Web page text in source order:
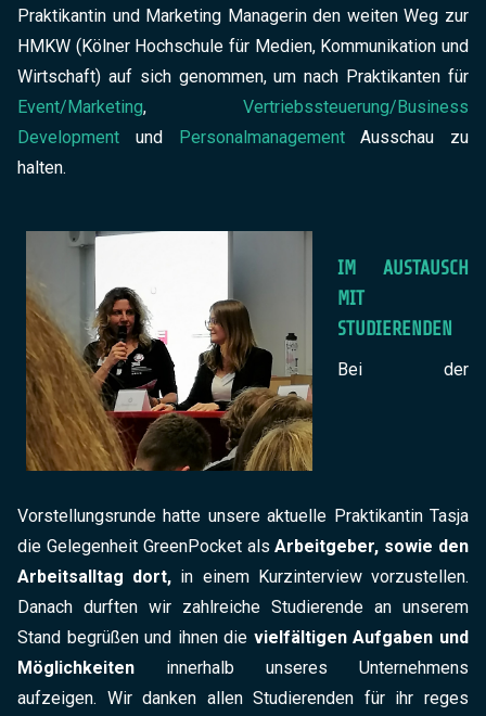
Praktikantin und Marketing Managerin den weiten Weg zur
HMKW (Kölner Hochschule für Medien, Kommunikation und
Wirtschaft) auf sich genommen, um nach Praktikanten für
Event/Marketing, Vertriebssteuerung/Business
Development und PersonalmanagementAusschau zu
halten.
IM AUSTAUSCH
MIT
STUDIERENDEN
Bei der
Vorstellungsrunde hatte unsere aktuelle Praktikantin Tasja
die Gelegenheit GreenPocket alsArbeitgeber, sowie den
Arbeitsalltag dort, in einem Kurzinterview vorzustellen.
Danach durften wir zahlreiche Studierende an unserem
Stand begrüßen und ihnen die vielfältigen Aufgaben und
Möglichkeiten innerhalb unseres Unternehmens
aufzeigen. Wir danken allen Studierenden für ihr reges